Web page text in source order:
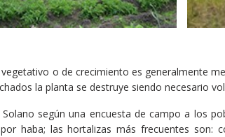
o de crecimiento es generalmente
la planta se destruye siendo necesario
según una encuesta de campo a los
haba; las hortalizas más frecuentes son: